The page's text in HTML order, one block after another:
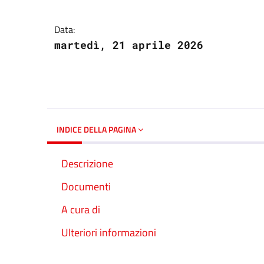
Data:
martedì, 21 aprile 2026
INDICE DELLA PAGINA
Descrizione
Documenti
A cura di
Ulteriori informazioni